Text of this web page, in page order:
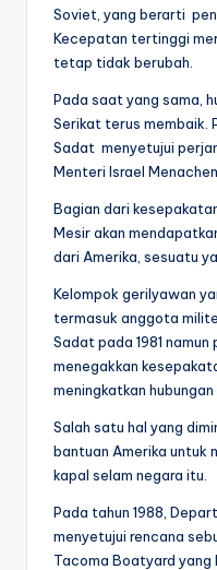
Soviet, yang berarti
Kecepatan tertinggi
tetap tidak berubah.
Pada saat yang sama,
Serikat terus membaik.
Sadat menyetujui
Menteri Israel
Bagian dari
Mesir akan
dari Amerika, sesuatu
Kelompok gerilyawan
termasuk anggota
Sadat pada 1981
menegakkan
meningkatkan
Salah satu hal yang
bantuan Amerika untuk
kapal selam negara itu.
Pada tahun 1988,
menyetujui rencana
Tacoma Boatyard yang